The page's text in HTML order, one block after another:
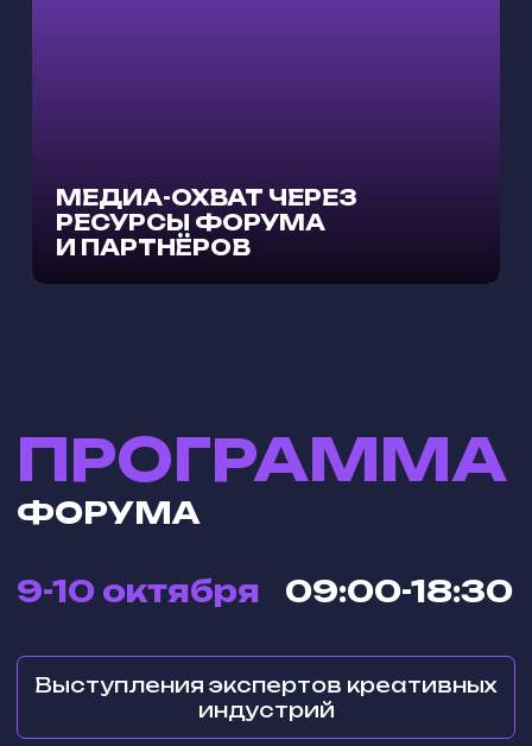
МЕДИА-ОХВАТ ЧЕРЕЗ
РЕСУРСЫ ФОРУМА
И ПАРТНЁРОВ